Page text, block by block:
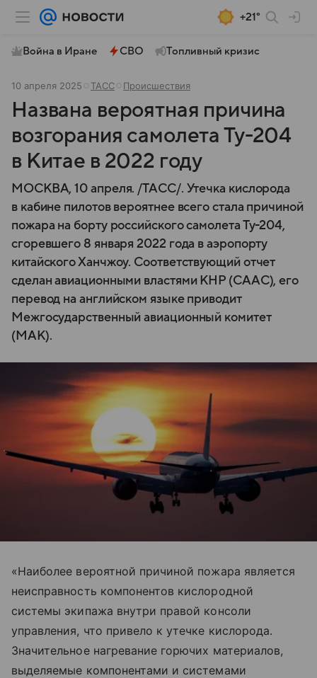
+21°
Война в Иране СВО Топливный кризис
10 апреля 2025 ТАСС Происшествия
Названа вероятная причина
возгорания самолета Ту-204
в Китае в 2022 году
МОСКВА, 10 апреля. /ТАСС/. Утечка кислорода
в кабине пилотов вероятнее всего стала причиной
пожара на борту российского самолета Ту-204,
сгоревшего 8 января 2022 года в аэропорту
китайского Ханчжоу. Соответствующий отчет
сделан авиационными властями КНР (CAAC), его
перевод на английском языке приводит
Межгосударственный авиационный комитет
(МАК).
«Наиболее вероятной причиной пожара является
неисправность компонентов кислородной
системы экипажа внутри правой консоли
управления, что привело к утечке кислорода.
Значительное нагревание горючих материалов,
выделяемые компонентами и системами